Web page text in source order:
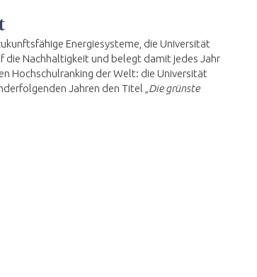
Energiesysteme, die Universität
die Nachhaltigkeit und belegt damit jedes Jahr
Hochschulranking der Welt: die Universität
Jahren den Titel „ Die grünste